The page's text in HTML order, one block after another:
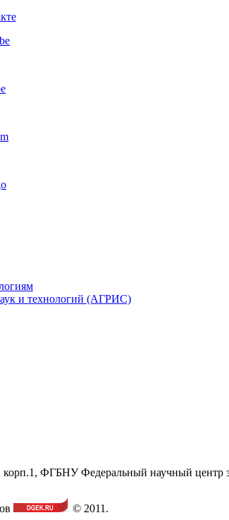
и технологий (АГРИС)
ФГБНУ Федеральный научный центр
© 2011.